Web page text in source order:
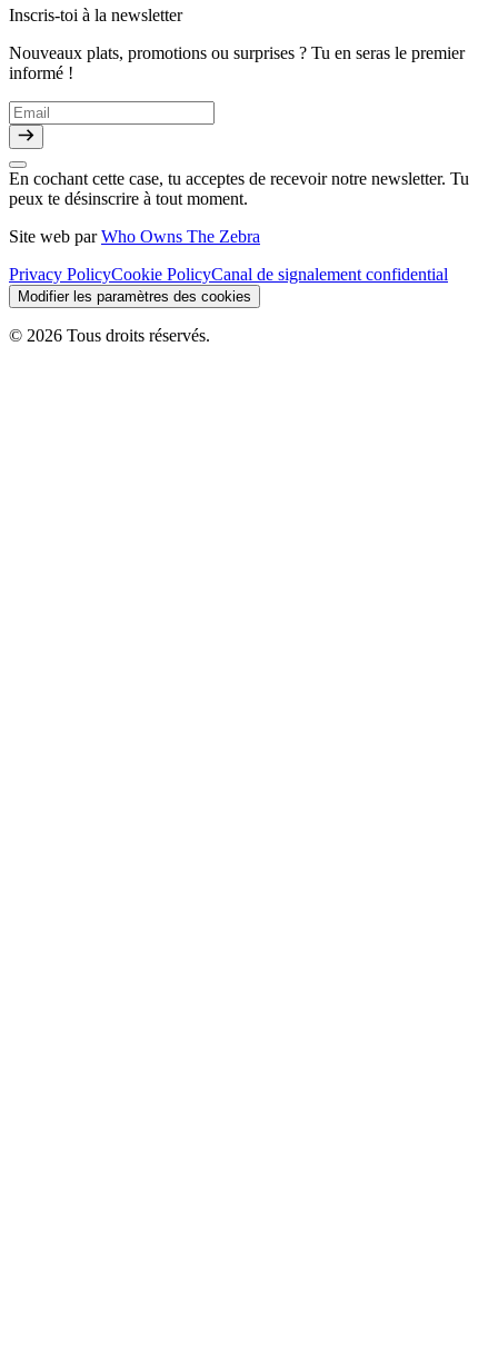
Inscris-toi à la newsletter
Nouveaux plats, promotions ou surprises ? Tu en seras le premier
informé !
En cochant cette case, tu acceptes de recevoir notre newsletter. Tu
peux te désinscrire à tout moment.
Site web parWho Owns The Zebra
Privacy PolicyCookie PolicyCanal de signalement confidential
Modifier les paramètres des cookies
© 2026 Tous droits réservés.